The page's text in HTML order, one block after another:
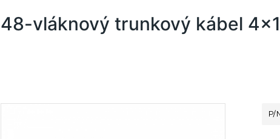
48-vláknový trunkový kábel
P/